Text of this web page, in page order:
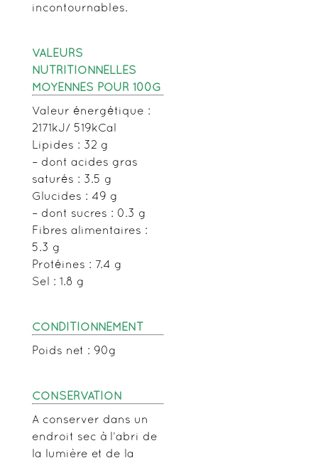
incontournables.
VALEURS
NUTRITIONNELLES
MOYENNES POUR 100G
Valeur énergétique :
2171kJ/ 519kCal
Lipides : 32 g
– dont acides gras
saturés : 3.5 g
Glucides : 49 g
– dont sucres : 0.3 g
Fibres alimentaires :
5.3 g
Protéines : 7.4 g
Sel : 1.8 g
CONDITIONNEMENT
Poids net : 90g
CONSERVATION
A conserver dans un
endroit sec à l’abri de
la lumière et de la